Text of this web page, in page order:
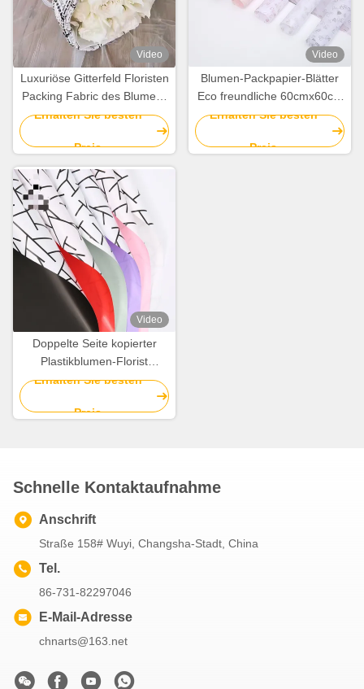
Video
Luxuriöse Gitterfeld Floristen
Packing Fabric des Blumen-
Blumenstrauß-Packpapier-
Erhalten Sie besten
Preis
Video
Blumen-Packpapier-Blätter
Eco freundliche 60cmx60cm
nicht gesponnene für
Erhalten Sie besten
Preis
Video
Doppelte Seite kopierter
Plastikblumen-Florist
Wrapping Paper 58cm*58cm
Erhalten Sie besten
Preis
Schnelle Kontaktaufnahme
Anschrift
Straße 158# Wuyi, Changsha-Stadt, China
Tel.
86-731-82297046
E-Mail-Adresse
chnarts@163.net